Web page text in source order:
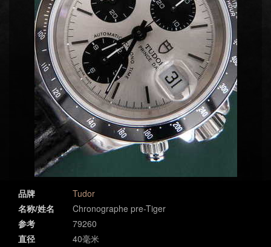
品牌
Tudor
名称/姓名
Chronographe pre-Tiger
参考
79260
直径
40毫米